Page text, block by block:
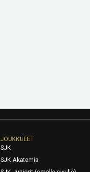
JOUKKUEET
SJK
SJK Akatemia